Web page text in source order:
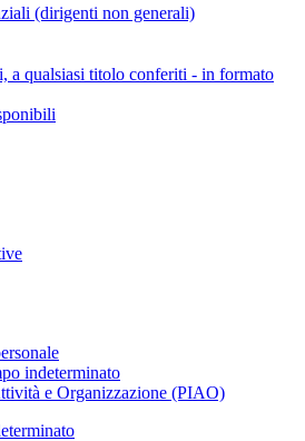
(dirigenti non generali)
a qualsiasi titolo conferiti - in formato
indeterminato
e Organizzazione (PIAO)